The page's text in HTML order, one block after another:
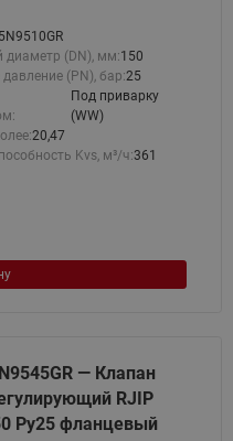
(DN), мм:150
(PN), бар:25
Под приварку
(WW)
20,47
Kvs, м³/ч:361
— Клапан
RJIP
Ру25 фланцевый